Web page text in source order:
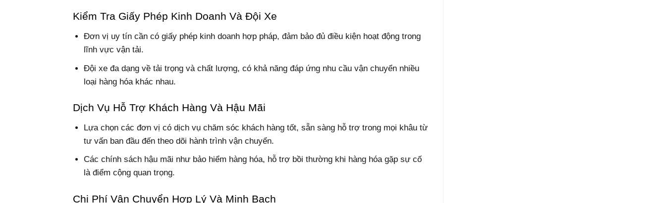
Kiểm Tra Giấy Phép Kinh Doanh Và Đội Xe
Đơn vị uy tín cần có giấy phép kinh doanh hợp pháp, đảm bảo đủ điều kiện hoạt động trong
lĩnh vực vận tải.
Đội xe đa dạng về tải trọng và chất lượng, có khả năng đáp ứng nhu cầu vận chuyển nhiều
loại hàng hóa khác nhau.
Dịch Vụ Hỗ Trợ Khách Hàng Và Hậu Mãi
Lựa chọn các đơn vị có dịch vụ chăm sóc khách hàng tốt, sẵn sàng hỗ trợ trong mọi khâu từ
tư vấn ban đầu đến theo dõi hành trình vận chuyển.
Các chính sách hậu mãi như bảo hiểm hàng hóa, hỗ trợ bồi thường khi hàng hóa gặp sự cố
là điểm cộng quan trọng.
Chi Phí Vận Chuyển Hợp Lý Và Minh Bạch